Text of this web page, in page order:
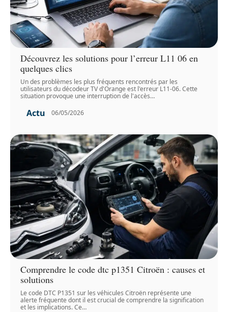
Découvrez les solutions pour l’erreur L11 06 en
quelques clics
Un des problèmes les plus fréquents rencontrés par les
utilisateurs du décodeur TV d'Orange est l'erreur L11-06. Cette
situation provoque une interruption de l'accès…
Actu 06/05/2026
Comprendre le code dtc p1351 Citroën : causes et
solutions
Le code DTC P1351 sur les véhicules Citroën représente une
alerte fréquente dont il est crucial de comprendre la signification
et les implications. Ce…